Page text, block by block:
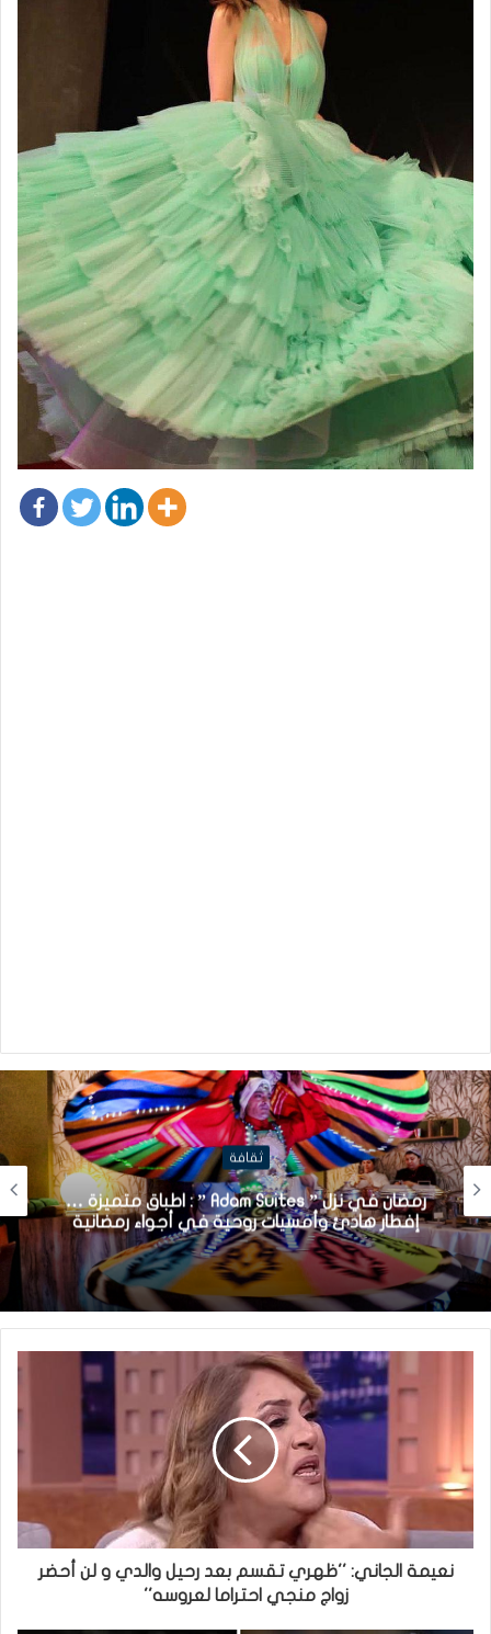
ثقافة
رمضان في نزل ” Adam Suites ” : اطباق متميزة …
إفطار هادئ وأمسيات روحية في أجواء رمضانية
نعيمة الجاني: ''ظهري تقسم بعد رحيل والدي و لن أحضر
زواج منجي احتراما لعروسه''